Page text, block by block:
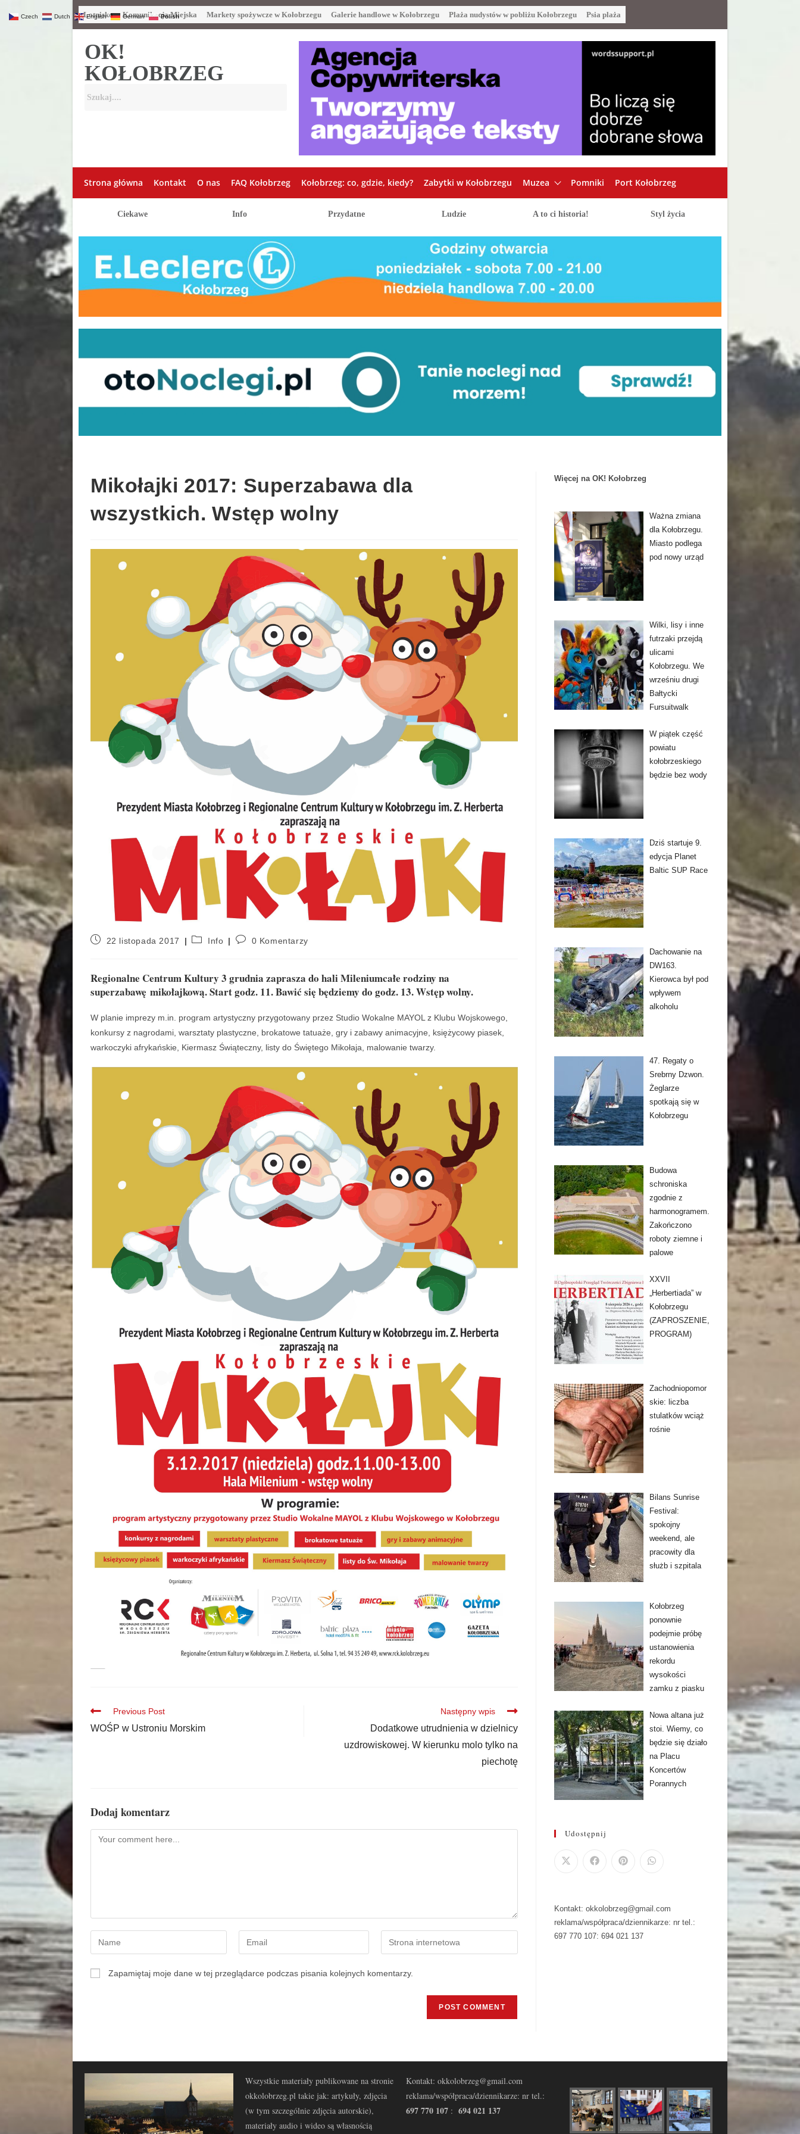
Lotnisko Komunikacja Miejska Markety spożywcze w Kołobrzegu Galerie handlowe w Kołobrzegu Plaża nudystów w pobliżu Kołobrzegu Psia plaża
OK!
KOŁOBRZEG
Strona główna Kontakt O nas FAQ Kołobrzeg Kołobrzeg: co, gdzie, kiedy? Zabytki w Kołobrzegu Muzea Pomniki Port Kołobrzeg
Ciekawe Info Przydatne Ludzie A to ci historia! Styl życia
Mikołajki 2017: Superzabawa dla
wszystkich. Wstęp wolny
22 listopada 2017 Info 0 Komentarzy
Regionalne Centrum Kultury 3 grudnia zaprasza do hali Mileniumcałe rodziny na
superzabawę mikołajkową. Start godz. 11. Bawić się będziemy do godz. 13. Wstęp wolny.
W planie imprezy m.in. program artystyczny przygotowany przez Studio Wokalne MAYOL z Klubu Wojskowego,
konkursy z nagrodami, warsztaty plastyczne, brokatowe tatuaże, gry i zabawy animacyjne, księżycowy piasek,
warkoczyki afrykańskie, Kiermasz Świąteczny, listy do Świętego Mikołaja, malowanie twarzy.
Previous Post
WOŚP w Ustroniu Morskim
Następny wpis
Dodatkowe utrudnienia w dzielnicy
uzdrowiskowej. W kierunku molo tylko na
piechotę
Dodaj komentarz
Zapamiętaj moje dane w tej przeglądarce podczas pisania kolejnych komentarzy.
Więcej na OK! Kołobrzeg
Ważna zmiana
dla Kołobrzegu.
Miasto podlega
pod nowy urząd
Wilki, lisy i inne
futrzaki przejdą
ulicami
Kołobrzegu. We
wrześniu drugi
Bałtycki
Fursuitwalk
W piątek część
powiatu
kołobrzeskiego
będzie bez wody
Dziś startuje 9.
edycja Planet
Baltic SUP Race
Dachowanie na
DW163.
Kierowca był pod
wpływem
alkoholu
47. Regaty o
Srebrny Dzwon.
Żeglarze
spotkają się w
Kołobrzegu
Budowa
schroniska
zgodnie z
harmonogramem.
Zakończono
roboty ziemne i
palowe
XXVII
„Herbertiada” w
Kołobrzegu
(ZAPROSZENIE,
PROGRAM)
Zachodniopomor
skie: liczba
stulatków wciąż
rośnie
Bilans Sunrise
Festival:
spokojny
weekend, ale
pracowity dla
służb i szpitala
Kołobrzeg
ponownie
podejmie próbę
ustanowienia
rekordu
wysokości
zamku z piasku
Nowa altana już
stoi. Wiemy, co
będzie się działo
na Placu
Koncertów
Porannych
Udostępnij
Kontakt: okkolobrzeg@gmail.com
reklama/współpraca/dziennikarze: nr tel.:
697 770 107: 694 021 137
Wszystkie materiały publikowane na stronie
okkolobrzeg.pl takie jak: artykuły, zdjęcia
(w tym szczególnie zdjęcia autorskie),
materiały audio i wideo są własnością
Kontakt: okkolobrzeg@gmail.com
reklama/współpraca/dziennikarze: nr tel.:
697 770 107 : 694 021 137
Czech Dutch English German Polish